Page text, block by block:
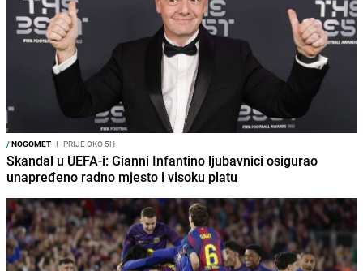
/NOGOMET I PRIJE OKO 5H
Skandal u UEFA-i: Gianni Infantino ljubavnici osigurao
unapređeno radno mjesto i visoku platu